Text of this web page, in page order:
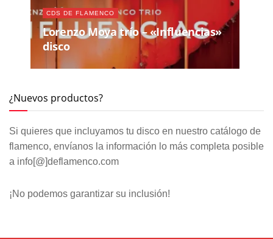
CDS DE FLAMENCO
Lorenzo Moya trío – «Influencias»
disco
¿Nuevos productos?
Si quieres que incluyamos tu disco en nuestro catálogo de
flamenco, envíanos la información lo más completa posible
a info[@]deflamenco.com
¡No podemos garantizar su inclusión!